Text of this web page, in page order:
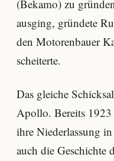
(Bekamo) zu
ausging, gründete
den Motorenbauer
scheiterte.
Das gleiche
Apollo. Bereits
ihre Niederlassung
auch die Geschichte